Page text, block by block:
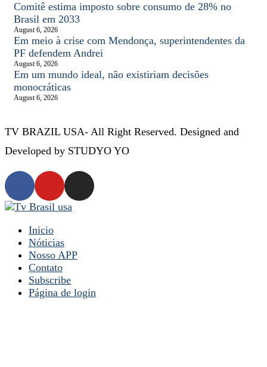
Comitê estima imposto sobre consumo de 28% no
Brasil em 2033
August 6, 2026
Em meio à crise com Mendonça, superintendentes da
PF defendem Andrei
August 6, 2026
Em um mundo ideal, não existiriam decisões
monocráticas
August 6, 2026
TV BRAZIL USA- All Right Reserved. Designed and
Developed by STUDYO YO
Inicio
Nóticias
Nosso APP
Contato
Subscribe
Página de login